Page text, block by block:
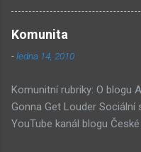
pozadí
v
se objevil
vypadá to
Komunita
-ledna 14, 2010
Komunitní rubriky: O blogu
Gonna Get Louder
YouTube kanál blogu